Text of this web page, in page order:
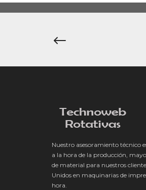
Navegación
Nuestro asesoramiento técnico
a la hora de la producción,
de material para nuestros
Unidos en maquinarias de
hora.